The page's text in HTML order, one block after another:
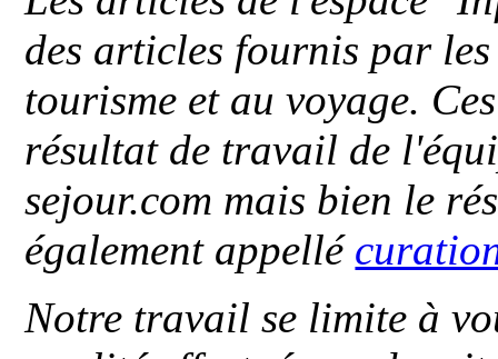
des articles fournis par
tourisme et au voyage.
résultat de travail de
sejour.com mais bien le
également appellé
Notre travail se limite à